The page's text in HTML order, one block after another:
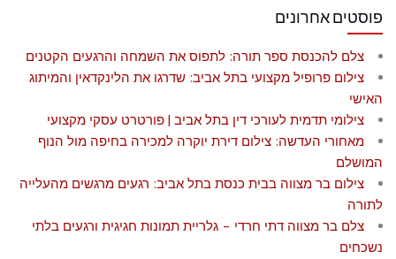
פוסטים אחרונים
צלם להכנסת ספר תורה: לתפוס את השמחה והרגעים הקטנים
צילום פרופיל מקצועי בתל אביב: שדרגו את הלינקדאין והמיתוג
האישי
צילומי תדמית לעורכי דין בתל אביב | פורטרט עסקי מקצועי
מאחורי העדשה: צילום דירת יוקרה למכירה בחיפה מול הנוף
המושלם
צילום בר מצווה בבית כנסת בתל אביב: רגעים מרגשים מהעלייה
לתורה
צלם בר מצווה דתי חרדי – גלריית תמונות חגיגית ורגעים בלתי
נשכחים